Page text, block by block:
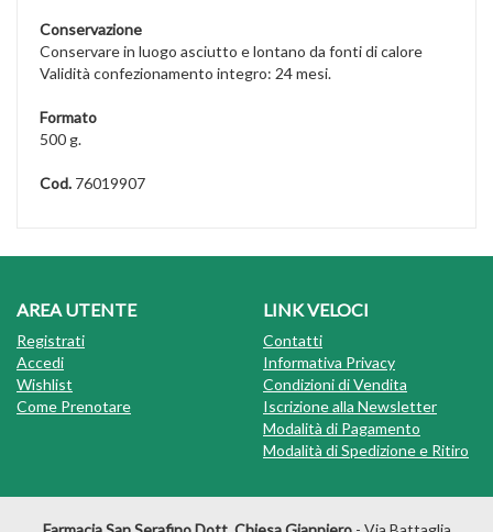
Conservazione
Conservare in luogo asciutto e lontano da fonti di calore
Validità confezionamento integro: 24 mesi.
Formato
500 g.
Cod. 76019907
AREA UTENTE
Registrati
Accedi
Wishlist
Come Prenotare
LINK VELOCI
Contatti
Informativa Privacy
Condizioni di Vendita
Iscrizione alla Newsletter
Modalità di Pagamento
Modalità di Spedizione e Ritiro